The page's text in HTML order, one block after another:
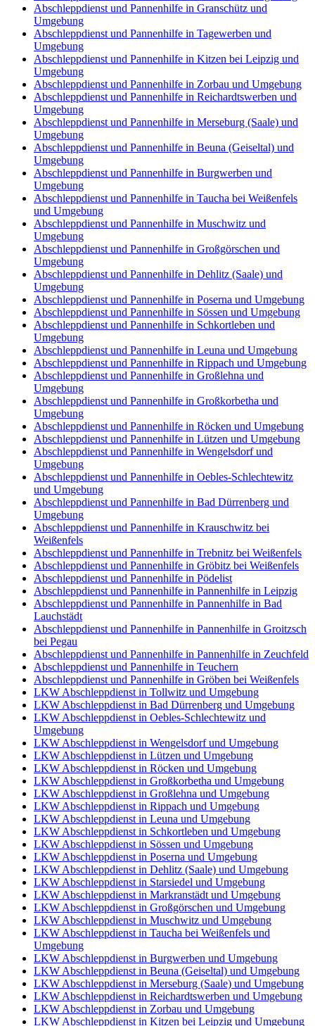
Abschleppdienst und Pannenhilfe in Granschütz und
Umgebung
Abschleppdienst und Pannenhilfe in Tagewerben und
Umgebung
Abschleppdienst und Pannenhilfe in Kitzen bei Leipzig und
Umgebung
Abschleppdienst und Pannenhilfe in Zorbau und Umgebung
Abschleppdienst und Pannenhilfe in Reichardtswerben und
Umgebung
Abschleppdienst und Pannenhilfe in Merseburg (Saale) und
Umgebung
Abschleppdienst und Pannenhilfe in Beuna (Geiseltal) und
Umgebung
Abschleppdienst und Pannenhilfe in Burgwerben und
Umgebung
Abschleppdienst und Pannenhilfe in Taucha bei Weißenfels
und Umgebung
Abschleppdienst und Pannenhilfe in Muschwitz und
Umgebung
Abschleppdienst und Pannenhilfe in Großgörschen und
Umgebung
Abschleppdienst und Pannenhilfe in Dehlitz (Saale) und
Umgebung
Abschleppdienst und Pannenhilfe in Poserna und Umgebung
Abschleppdienst und Pannenhilfe in Sössen und Umgebung
Abschleppdienst und Pannenhilfe in Schkortleben und
Umgebung
Abschleppdienst und Pannenhilfe in Leuna und Umgebung
Abschleppdienst und Pannenhilfe in Rippach und Umgebung
Abschleppdienst und Pannenhilfe in Großlehna und
Umgebung
Abschleppdienst und Pannenhilfe in Großkorbetha und
Umgebung
Abschleppdienst und Pannenhilfe in Röcken und Umgebung
Abschleppdienst und Pannenhilfe in Lützen und Umgebung
Abschleppdienst und Pannenhilfe in Wengelsdorf und
Umgebung
Abschleppdienst und Pannenhilfe in Oebles-Schlechtewitz
und Umgebung
Abschleppdienst und Pannenhilfe in Bad Dürrenberg und
Umgebung
Abschleppdienst und Pannenhilfe in Krauschwitz bei
Weißenfels
Abschleppdienst und Pannenhilfe in Trebnitz bei Weißenfels
Abschleppdienst und Pannenhilfe in Gröbitz bei Weißenfels
Abschleppdienst und Pannenhilfe in Pödelist
Abschleppdienst und Pannenhilfe in Pannenhilfe in Leipzig
Abschleppdienst und Pannenhilfe in Pannenhilfe in Bad
Lauchstädt
Abschleppdienst und Pannenhilfe in Pannenhilfe in Groitzsch
bei Pegau
Abschleppdienst und Pannenhilfe in Pannenhilfe in Zeuchfeld
Abschleppdienst und Pannenhilfe in Teuchern
Abschleppdienst und Pannenhilfe in Gröben bei Weißenfels
LKW Abschleppdienst in Tollwitz und Umgebung
LKW Abschleppdienst in Bad Dürrenberg und Umgebung
LKW Abschleppdienst in Oebles-Schlechtewitz und
Umgebung
LKW Abschleppdienst in Wengelsdorf und Umgebung
LKW Abschleppdienst in Lützen und Umgebung
LKW Abschleppdienst in Röcken und Umgebung
LKW Abschleppdienst in Großkorbetha und Umgebung
LKW Abschleppdienst in Großlehna und Umgebung
LKW Abschleppdienst in Rippach und Umgebung
LKW Abschleppdienst in Leuna und Umgebung
LKW Abschleppdienst in Schkortleben und Umgebung
LKW Abschleppdienst in Sössen und Umgebung
LKW Abschleppdienst in Poserna und Umgebung
LKW Abschleppdienst in Dehlitz (Saale) und Umgebung
LKW Abschleppdienst in Starsiedel und Umgebung
LKW Abschleppdienst in Markranstädt und Umgebung
LKW Abschleppdienst in Großgörschen und Umgebung
LKW Abschleppdienst in Muschwitz und Umgebung
LKW Abschleppdienst in Taucha bei Weißenfels und
Umgebung
LKW Abschleppdienst in Burgwerben und Umgebung
LKW Abschleppdienst in Beuna (Geiseltal) und Umgebung
LKW Abschleppdienst in Merseburg (Saale) und Umgebung
LKW Abschleppdienst in Reichardtswerben und Umgebung
LKW Abschleppdienst in Zorbau und Umgebung
LKW Abschleppdienst in Kitzen bei Leipzig und Umgebung